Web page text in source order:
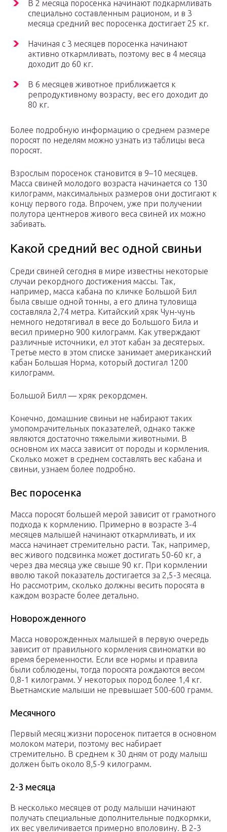
В 2 месяца поросенка начинают подкармливать
специально составленным рационом, и в 3
месяца средний вес поросенка достигает 25 кг.
Начиная с 3 месяцев поросенка начинают
активно откармливать, поэтому вес в 4 месяца
доходит до 60 кг.
В 6 месяцев животное приближается к
репродуктивному возрасту, вес его доходит до
80 кг.
Более подробную информацию о среднем размере
поросят по неделям можно узнать из таблицы веса
поросят.
Взрослым поросенок становится в 9–10 месяцев.
Масса свиней молодого возраста начинается со 130
килограмм, максимальных размеров они достигают к
концу первого года. Впрочем, уже при получении
полутора центнеров живого веса свиней их можно
забивать.
Какой средний вес одной свиньи
Среди свиней сегодня в мире известны некоторые
случаи рекордного достижения массы. Так,
например, масса кабана по кличке Большой Бил
была свыше одной тонны, а его длина туловища
составляла 2,74 метра. Китайский хряк Чун-чунь
немного недотягивал в весе до Большого Била и
весил примерно 900 килограмм. Как утверждают
различные источники, ел этот кабан за десятерых.
Третье место в этом списке занимает американский
кабан Большая Норма, который достигал 1200
килограмм.
Большой Билл — хряк рекордсмен.
Конечно, домашние свиньи не набирают таких
умопомрачительных показателей, однако также
являются достаточно тяжелыми животными. В
основном их масса зависит от породы и кормления.
Сколько может в среднем составлять вес кабана и
свиньи, узнаем более подробно.
Вес поросенка
Масса поросят большей мерой зависит от грамотного
подхода к кормлению. Примерно в возрасте 3-4
месяцев малышей начинают откармливать, и их
масса начинает стремительно расти. Так, например,
вес живого подсвинка может достигать 50-60 кг, а
через два месяца уже свыше 90 кг. При кормлении
вволю такой показатель достигается за 2,5-3 месяца.
Но рассмотрим, сколько должны весить поросята в
каждом возрасте более детально.
Новорожденного
Масса новорожденных малышей в первую очередь
зависит от правильного кормления свиноматки во
время беременности. Если все нормы и правила
были соблюдены, тогда поросята рождаются весом
0,8-1 килограмм. У некоторых пород более 1,4 кг.
Вьетнамские малыши не превышает 500-600 грамм.
Месячного
Первый месяц жизни поросенок питается в основном
молоком матери, поэтому вес набирает
стремительно. В среднем к 30 дням от роду малыш
должен быть около 8,5-9 килограмм.
2-3 месяца
В несколько месяцев от роду малыши начинают
получать специальные дополнительные подкормки,
их вес увеличивается примерно вполовину. В 2-3